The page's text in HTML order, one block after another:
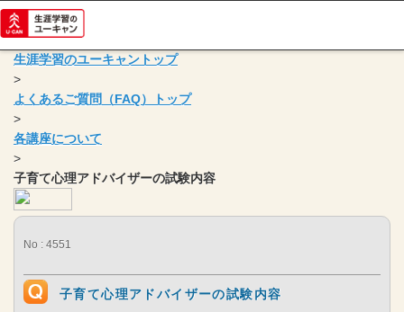
生涯学習のユーキャントップ
>
よくあるご質問（FAQ）トップ
>
各講座について
>
子育て心理アドバイザーの試験内容
No : 4551
子育て心理アドバイザーの試験内容